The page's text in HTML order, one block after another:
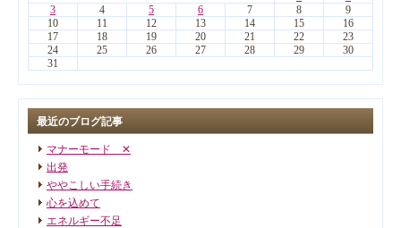
3
4 5 6 7 8
9
10
11 12 13 14 15
16
17
18 19 20 21 22
23
24
25 26 27 28 29
30
31
最近のブログ記事
マナーモード ✕
出発
ややこしい手続き
心を込めて
エネルギー不足